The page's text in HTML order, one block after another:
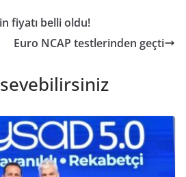
fiyatı belli oldu!
Euro NCAP testlerinden geçti